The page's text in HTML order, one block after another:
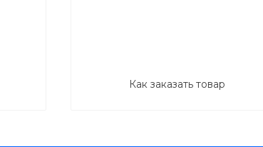
Как заказать товар